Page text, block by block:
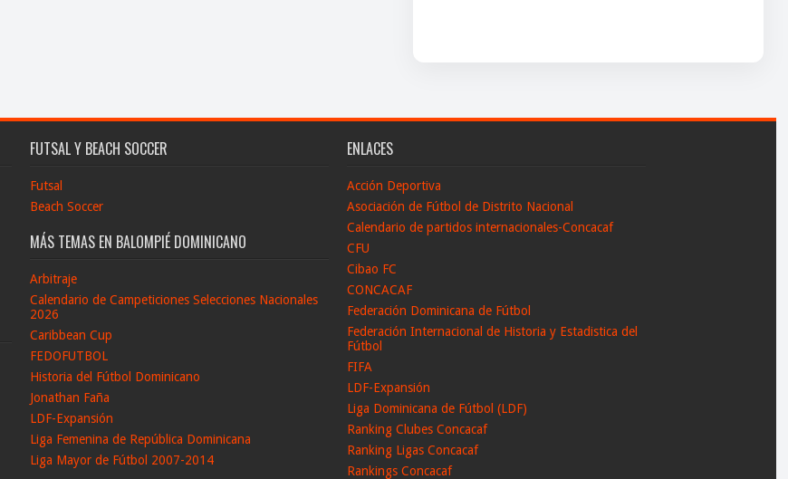
FUTSAL Y BEACH SOCCER
Futsal
Beach Soccer
MÁS TEMAS EN BALOMPIÉ DOMINICANO
Arbitraje
Calendario de Campeticiones Selecciones Nacionales
2026
Caribbean Cup
FEDOFUTBOL
Historia del Fútbol Dominicano
Jonathan Faña
LDF-Expansión
Liga Femenina de República Dominicana
Liga Mayor de Fútbol 2007-2014
ENLACES
Acción Deportiva
Asociación de Fútbol de Distrito Nacional
Calendario de partidos internacionales-Concacaf
CFU
Cibao FC
CONCACAF
Federación Dominicana de Fútbol
Federación Internacional de Historia y Estadistica del
Fútbol
FIFA
LDF-Expansión
Liga Dominicana de Fútbol (LDF)
Ranking Clubes Concacaf
Ranking Ligas Concacaf
Rankings Concacaf